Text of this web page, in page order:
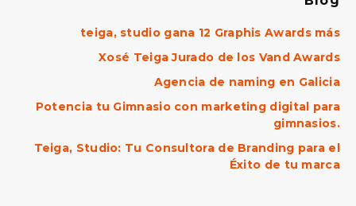
teiga, studio gana 12 Graphis Awards más
Xosé Teiga Jurado de los Vand Awards
Agencia de naming en Galicia
Potencia tu Gimnasio con marketing digital para
gimnasios.
Teiga, Studio: Tu Consultora de Branding para el
Éxito de tu marca